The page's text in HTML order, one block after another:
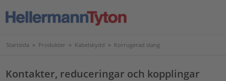
Startsida > Produkter > Kabelskydd > Korrugerad slang
Kontakter, reduceringar och kopplingar